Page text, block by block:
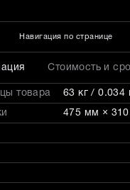
Навигация по странице
Стоимость и
товара 63 кг / 0.034
475 мм ×